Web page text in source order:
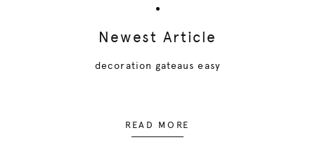
Newest Article
decoration gateaus easy
READ MORE